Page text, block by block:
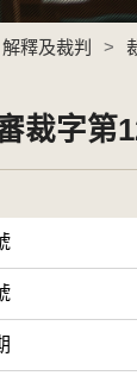
解釋及裁判 >
裁字第